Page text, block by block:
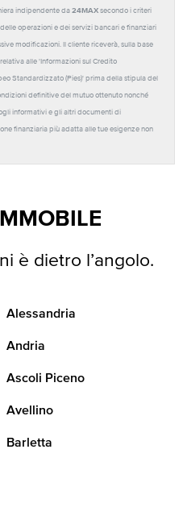
indipendente da 24MAX secondo i criteri
operazioni e dei servizi bancari e finanziari
modificazioni. Il cliente riceverà, sulla base
alle 'Informazioni sul Credito
Standardizzato (Pies)' prima della stipula del
definitive del mutuo ottenuto nonché
informativi e gli altri documenti di
finanziaria più adatta alle tue esigenze non
è dietro l’angolo.
Alessandria
Andria
Ascoli Piceno
Avellino
Barletta